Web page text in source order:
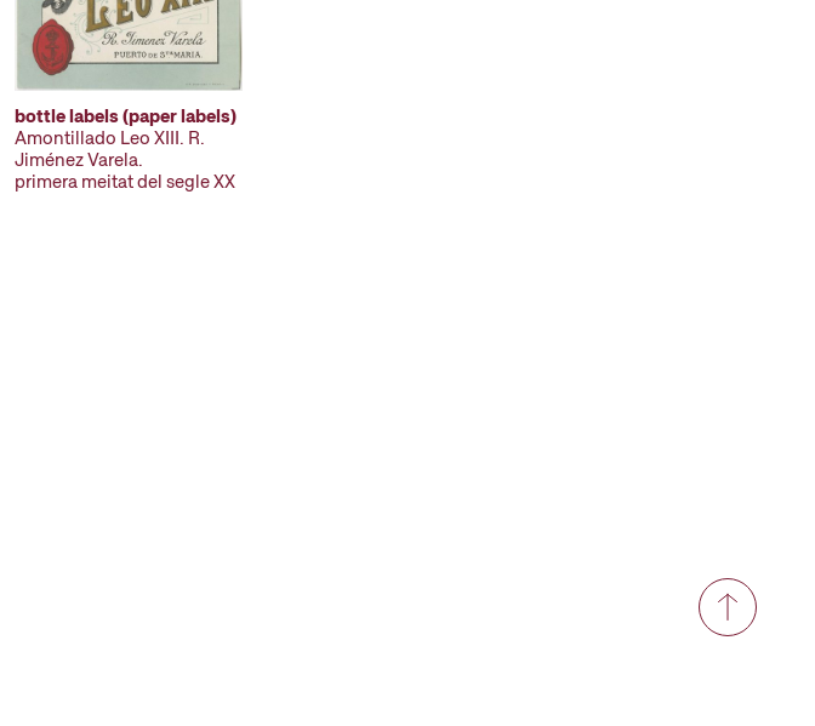
bottle labels (paper labels)
Amontillado Leo XIII. R.
Jiménez Varela.
primera meitat del segle XX